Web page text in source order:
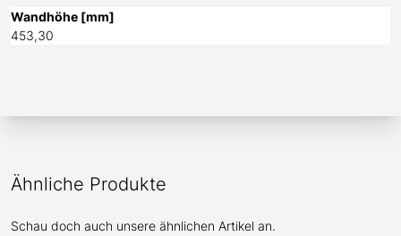
Wandhöhe [mm]
453,30
Ähnliche Produkte
Schau doch auch unsere ähnlichen Artikel an.